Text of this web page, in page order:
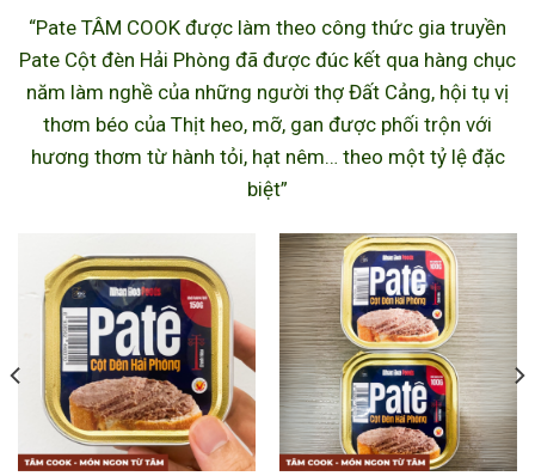
“Pate TÂM COOK được làm theo công thức gia truyền
Pate Cột đèn Hải Phòng đã được đúc kết qua hàng chục
năm làm nghề của những người thợ Đất Cảng, hội tụ vị
thơm béo của Thịt heo, mỡ, gan được phối trộn với
hương thơm từ hành tỏi, hạt nêm… theo một tỷ lệ đặc
biệt”